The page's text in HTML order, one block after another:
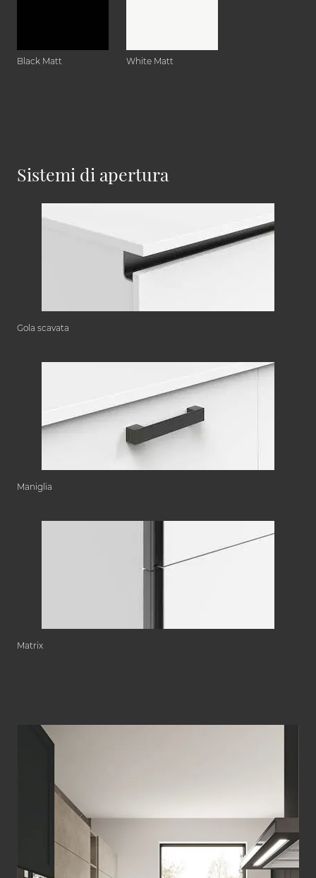
Black Matt White Matt
Sistemi di apertura
Gola scavata
Maniglia
Matrix